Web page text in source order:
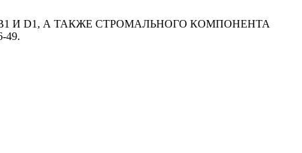
B1 И D1, А ТАКЖЕ СТРОМАЛЬНОГО КОМПОНЕНТА
49.